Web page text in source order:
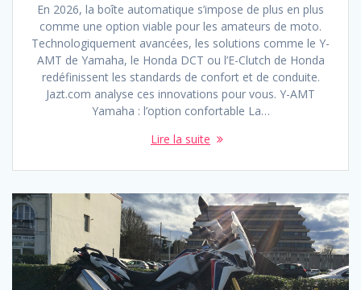
En 2026, la boîte automatique s’impose de plus en plus
comme une option viable pour les amateurs de moto.
Technologiquement avancées, les solutions comme le Y-
AMT de Yamaha, le Honda DCT ou l’E-Clutch de Honda
redéfinissent les standards de confort et de conduite.
Jazt.com analyse ces innovations pour vous. Y-AMT
Yamaha : l’option confortable La…
Lire la suite